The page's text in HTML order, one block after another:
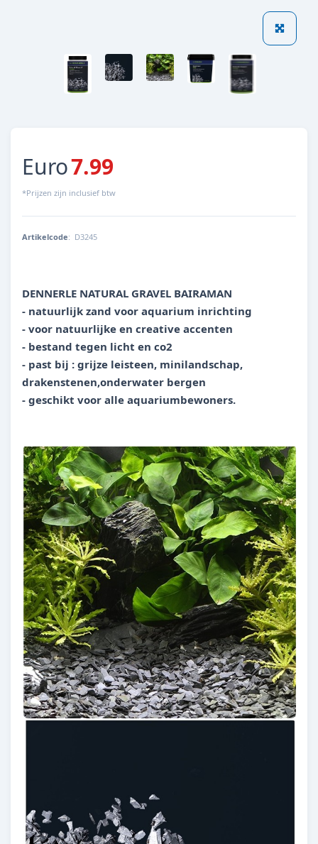
Euro7.99
*Prijzen zijn inclusief btw
Artikelcode: D3245
DENNERLE NATURAL GRAVEL BAIRAMAN
- natuurlijk zand voor aquarium inrichting
- voor natuurlijke en creative accenten
- bestand tegen licht en co2
- past bij : grijze leisteen, minilandschap,
drakenstenen,onderwater bergen
- geschikt voor alle aquariumbewoners.